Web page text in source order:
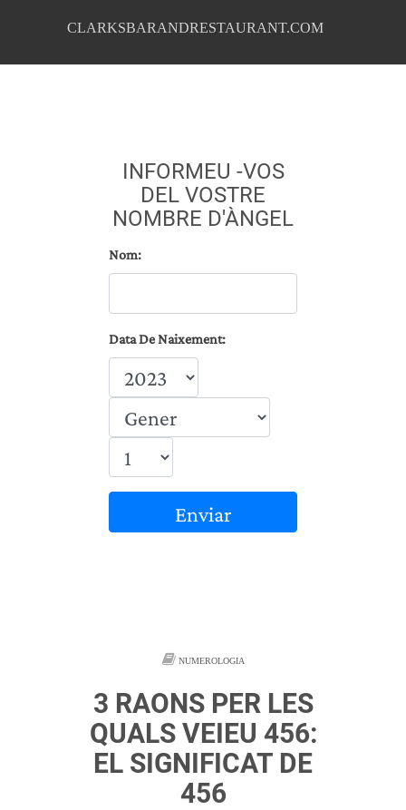
CLARKSBARANDRESTAURANT.COM
INFORMEU -VOS
DEL VOSTRE
NOMBRE D'ÀNGEL
Nom:
Data De Naixement:
Enviar
NUMEROLOGIA
3 RAONS PER LES
QUALS VEIEU 456:
EL SIGNIFICAT DE
456